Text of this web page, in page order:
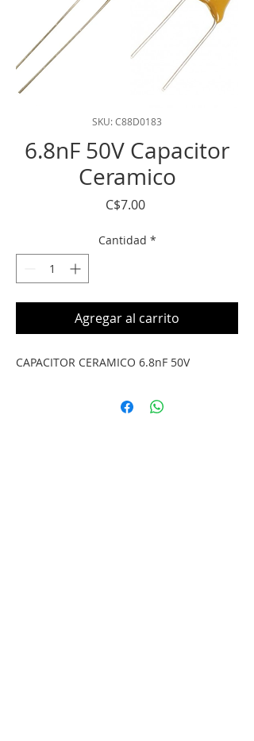
SKU: C88D0183
6.8nF 50V Capacitor
Ceramico
C$7.00Precio
Cantidad *
Agregar al carrito
CAPACITOR CERAMICO 6.8nF 50V